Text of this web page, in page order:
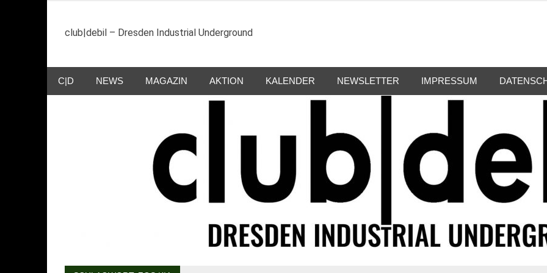
springen
club|debil – Dresden Industrial Underground
C|D NEWS MAGAZIN AKTION KALENDER NEWSLETTER IMPRESSUM